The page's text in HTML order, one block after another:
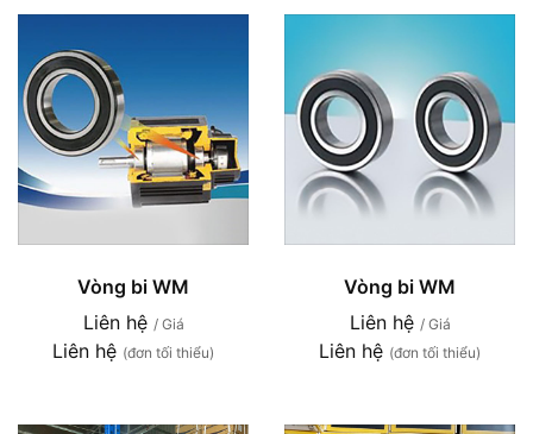
Vòng bi WM
Liên hệ / Giá
Liên hệ (đơn tối thiểu)
Vòng bi WM
Liên hệ / Giá
Liên hệ (đơn tối thiểu)